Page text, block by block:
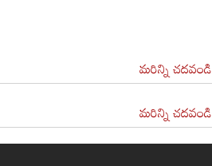
మరిన్ని చదవండి
మరిన్ని చదవండి